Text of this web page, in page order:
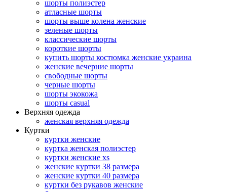
шорты полиэстер
атласные шорты
шорты выше колена женские
зеленые шорты
классические шорты
короткие шорты
купить шорты костюмка женские украина
женские вечерние шорты
свободные шорты
черные шорты
шорты экокожа
шорты casual
Верхняя одежда
женская верхняя одежда
Куртки
куртки женские
куртка женская полиэстер
куртки женские xs
женские куртки 38 размера
женские куртки 40 размера
куртки без рукавов женские